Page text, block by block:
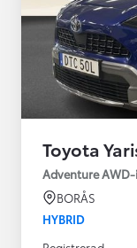
Toyota
Adventure AWD-
BORÅS
HYBRID